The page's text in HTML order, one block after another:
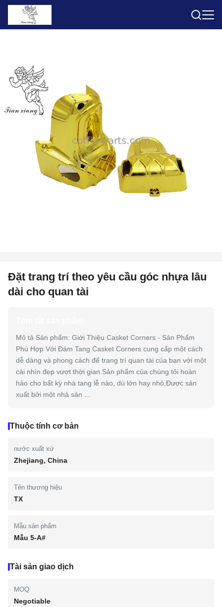
Đặt trang trí theo yêu cầu góc nhựa lâu
dài cho quan tài
Mô tả Sản phẩm: Giới Thiệu Casket Corners - Sản Phẩm
Phù Hợp Với Đám Tang Casket Corners cung cấp một cách
dễ dàng và phong cách để trang trí quan tài của bạn với một
cái nhìn đẹp vượt thời gian.Sản phẩm của chúng tôi hoàn
hảo cho bất kỳ nhà tang lễ nào, dù lớn hay nhỏ.Được sản
xuất bởi một nhà sản ...
Thuộc tính cơ bản
nước xuất xứ
Zhejiang, China
Tên thương hiệu
TX
Mẫu sản phẩm
Mẫu 5-A#
Tài sản giao dịch
MOQ
Negotiable